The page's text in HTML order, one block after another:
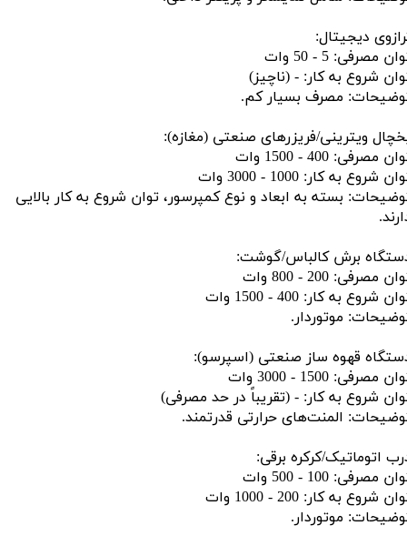
دیجیتال:
مصرفی: 5 - 50 وات
شروع به کار: - (ناچیز)
مصرف بسیار کم.
ویترینی/فریزرهای صنعتی (مغازه):
مصرفی: 400 - 1500 وات
شروع به کار: 1000 - 3000 وات
بسته به ابعاد و نوع کمپرسور، توان شروع به کار بالایی
برش کالباس/گوشت:
مصرفی: 200 - 800 وات
شروع به کار: 400 - 1500 وات
موتوردار.
قهوه ساز صنعتی (اسپرسو):
مصرفی: 1500 - 3000 وات
شروع به کار: - (تقریباً در حد مصرفی)
المنت‌های حرارتی قدرتمند.
اتوماتیک/کرکره برقی:
مصرفی: 100 - 500 وات
شروع به کار: 200 - 1000 وات
موتوردار.